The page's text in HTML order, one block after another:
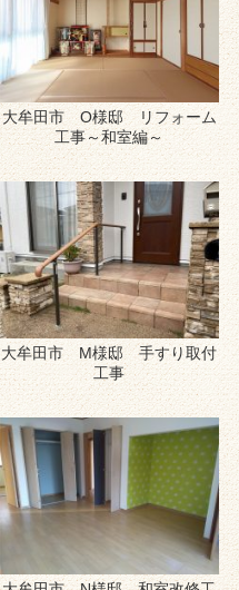
大牟田市 O様邸 リフォーム
工事～和室編～
大牟田市 M様邸 手すり取付
工事